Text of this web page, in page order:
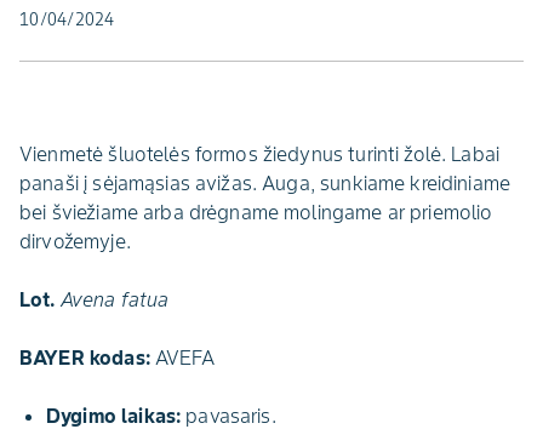
10/04/2024
Vienmetė šluotelės formos žiedynus turinti žolė. Labai
panaši į sėjamąsias avižas. Auga, sunkiame kreidiniame
bei šviežiame arba drėgname molingame ar priemolio
dirvožemyje.
Lot.Avena fatua
BAYER kodas: AVEFA
Dygimo laikas: pavasaris.